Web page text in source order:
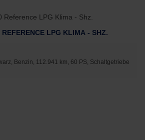
REFERENCE LPG KLIMA - SHZ.
Benzin, 112.941 km, 60 PS, Schaltgetriebe